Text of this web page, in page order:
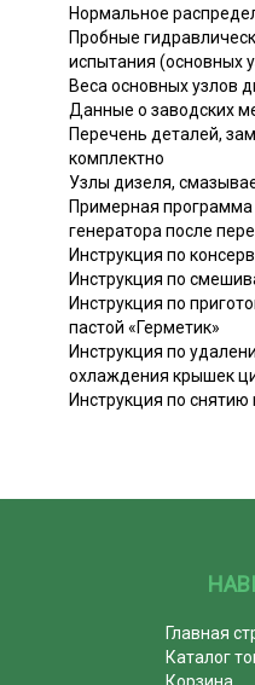
Нормальное
Пробные
испытания (основных
Веса основных узлов
Данные о заводских
Перечень деталей,
комплектно
Узлы дизеля,
Примерная программа
генератора после
Инструкция по
Инструкция по
Инструкция по
пастой «Герметик»
Инструкция по
охлаждения крышек
Инструкция по
Главная
Каталог
Корзина